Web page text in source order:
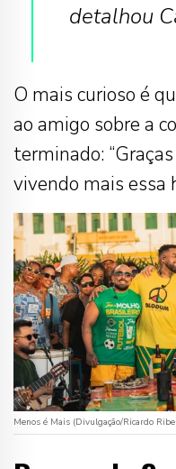
detalhou
O mais curioso é
ao amigo sobre a
terminado:
vivendo mais essa
Menos é Mais (Divulgação/Ricardo